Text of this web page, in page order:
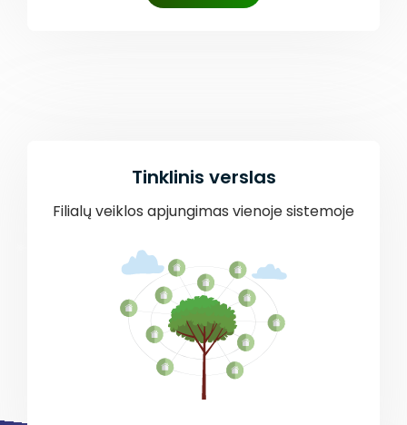
Tinklinis verslas
Filialų veiklos apjungimas vienoje sistemoje